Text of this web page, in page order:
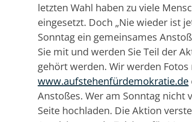
letzten Wahl haben zu viele
eingesetzt. Doch „Nie wieder ist
Sonntag ein gemeinsames
Sie mit und werden Sie Teil der
gehört werden. Wir werden
www.aufstehenfürdemokratie.de
Anstoßes. Wer am Sonntag nicht
Seite hochladen. Die Aktion